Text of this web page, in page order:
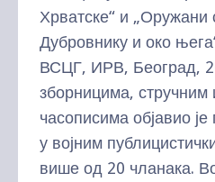
Хрватске“ и „Оружани
Дубровнику и око
ВСЦГ, ИРВ, Београд,
зборницима, стручним
часописима објавио
у војним
више од 20 чланака.